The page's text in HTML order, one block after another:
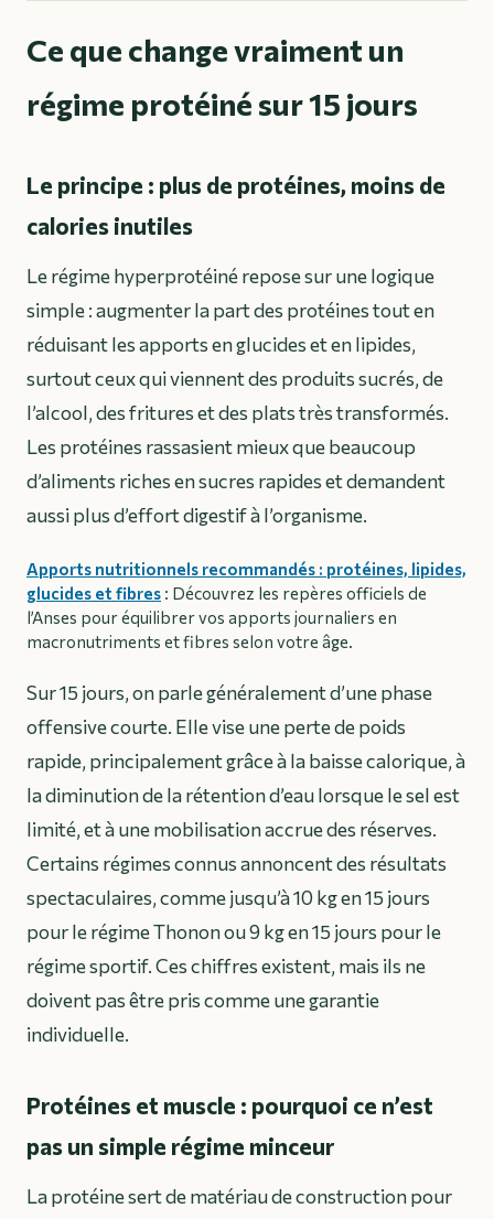
Ce que change vraiment un
régime protéiné sur 15 jours
Le principe : plus de protéines, moins de
calories inutiles
Le régime hyperprotéiné repose sur une logique
simple : augmenter la part des protéines tout en
réduisant les apports en glucides et en lipides,
surtout ceux qui viennent des produits sucrés, de
l’alcool, des fritures et des plats très transformés.
Les protéines rassasient mieux que beaucoup
d’aliments riches en sucres rapides et demandent
aussi plus d’effort digestif à l’organisme.
Apports nutritionnels recommandés : protéines, lipides,
glucides et fibres : Découvrez les repères officiels de
l’Anses pour équilibrer vos apports journaliers en
macronutriments et fibres selon votre âge.
Sur 15 jours, on parle généralement d’une phase
offensive courte. Elle vise une perte de poids
rapide, principalement grâce à la baisse calorique, à
la diminution de la rétention d’eau lorsque le sel est
limité, et à une mobilisation accrue des réserves.
Certains régimes connus annoncent des résultats
spectaculaires, comme jusqu’à 10 kg en 15 jours
pour le régime Thonon ou 9 kg en 15 jours pour le
régime sportif. Ces chiffres existent, mais ils ne
doivent pas être pris comme une garantie
individuelle.
Protéines et muscle : pourquoi ce n’est
pas un simple régime minceur
La protéine sert de matériau de construction pour